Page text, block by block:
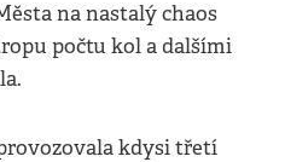
na nastalý chaos
počtu kol a dalšími
kdysi třetí